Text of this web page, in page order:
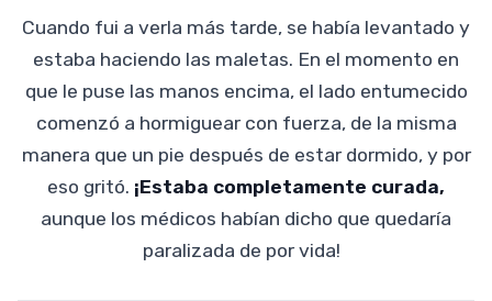
Cuando fui a verla más tarde, se había levantado y
estaba haciendo las maletas. En el momento en
que le puse las manos encima, el lado entumecido
comenzó a hormiguear con fuerza, de la misma
manera que un pie después de estar dormido, y por
eso gritó. ¡Estaba completamente curada,
aunque los médicos habían dicho que quedaría
paralizada de por vida!